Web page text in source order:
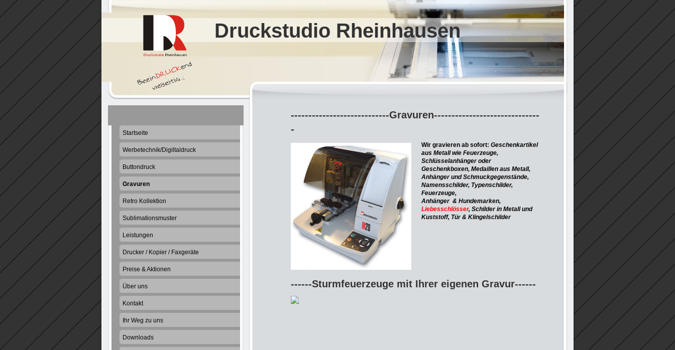
Druckstudio Rheinhausen
----------------------------Gravuren------------------------------
-
Wir gravieren ab sofort: Geschenkartikel
aus Metall wie Feuerzeuge,
Schlüsselanhänger oder
Geschenkboxen, Medaillen aus Metall,
Anhänger und Schmuckgegenstände,
Namensschilder, Typenschilder,
Feuerzeuge,
Anhänger & Hundemarken,
Liebesschlösser, Schilder in Metall und
Kuststoff, Tür & Klingelschilder
------Sturmfeuerzeuge mit Ihrer eigenen Gravur------
Startseite
Werbetechnik/Digiltaldruck
Buttondruck
Gravuren
Retro Kollektion
Sublimationsmuster
Leistungen
Drucker / Kopier / Faxgeräte
Preise & Aktionen
Über uns
Kontakt
Ihr Weg zu uns
Downloads